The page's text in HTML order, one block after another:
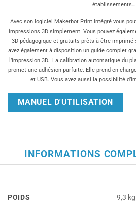
établissements…
Avec son logiciel Makerbot Print intégré vous
impressions 3D simplement. Vous pouvez
3D pédagogique et gratuits prêts à être imprimé
avez également à disposition un guide complet
l’impression 3D. La calibration automatique du
promet une adhésion parfaite. Elle prend en
et USB. Vous avez aussi la possibilité
MANUEL D'UTILISATION
INFORMATIONS
POIDS
9,3 kg